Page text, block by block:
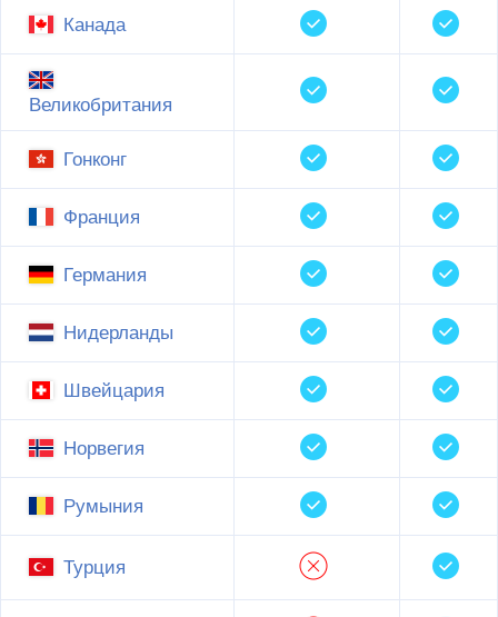
Канада
Великобритания
Гонконг
Франция
Германия
Нидерланды
Швейцария
Норвегия
Румыния
Турция